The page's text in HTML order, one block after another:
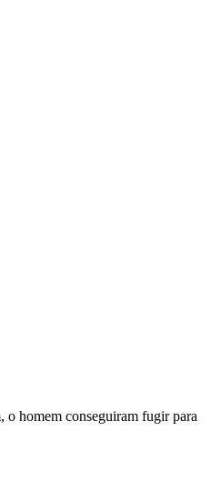
o homem conseguiram fugir para